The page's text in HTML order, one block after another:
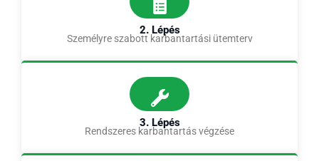
2. Lépés
Személyre szabott karbantartási ütemterv
3. Lépés
Rendszeres karbantartás végzése